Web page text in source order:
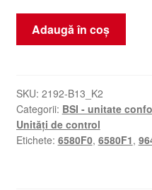
Cantitate
Unitate
ECU
LEAR
BSI
Citroën
Adaugă în coș
SKU: 2192-B13_K2
Categorii: BSI - unitate
Unități de control
Etichete: 6580F0, 6580F1,